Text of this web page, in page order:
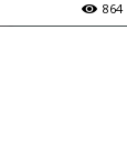
864